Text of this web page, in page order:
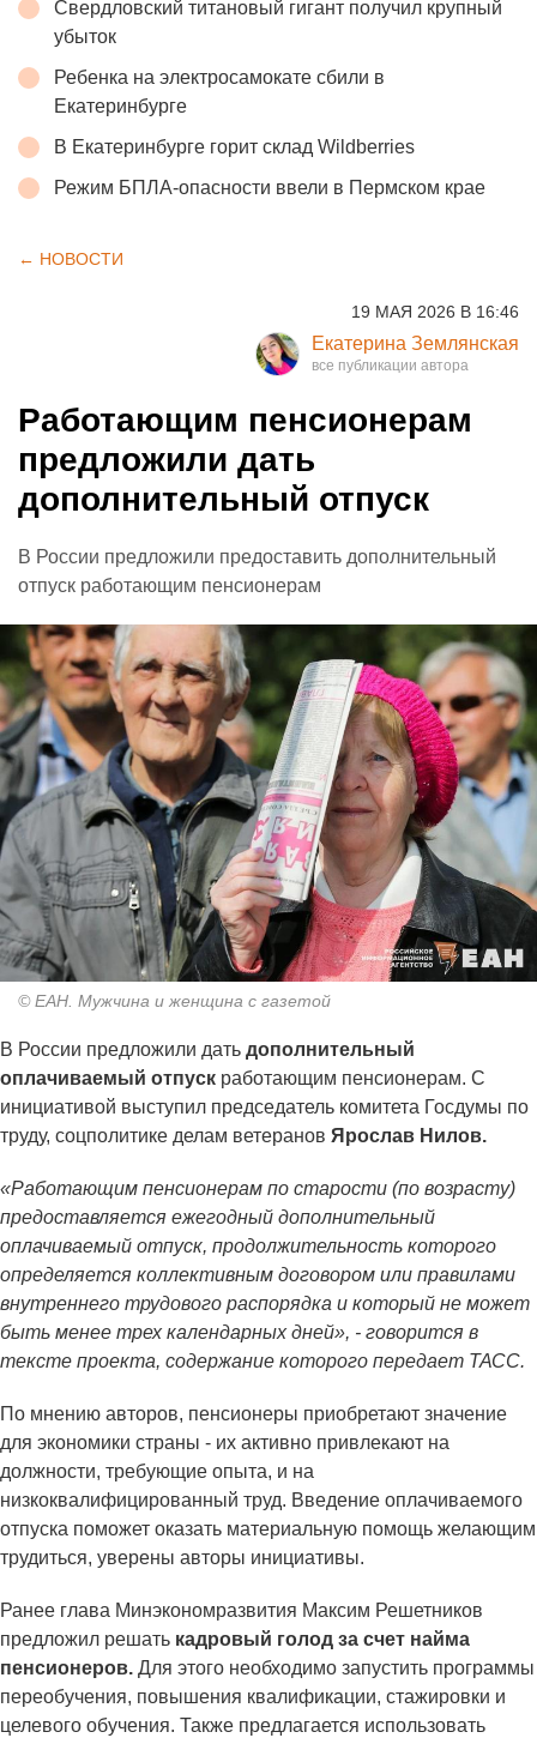
Свердловский титановый гигант получил крупный
убыток
Ребенка на электросамокате сбили в
Екатеринбурге
В Екатеринбурге горит склад Wildberries
Режим БПЛА-опасности ввели в Пермском крае
← НОВОСТИ
19 МАЯ 2026 В 16:46
Екатерина Землянская
Работающим пенсионерам
предложили дать
дополнительный отпуск
В России предложили предоставить дополнительный
отпуск работающим пенсионерам
© ЕАН. Мужчина и женщина с газетой
В России предложили дать дополнительный
оплачиваемый отпуск работающим пенсионерам. С
инициативой выступил председатель комитета Госдумы по
труду, соцполитике делам ветеранов Ярослав Нилов.
«Работающим пенсионерам по старости (по возрасту)
предоставляется ежегодный дополнительный
оплачиваемый отпуск, продолжительность которого
определяется коллективным договором или правилами
внутреннего трудового распорядка и который не может
быть менее трех календарных дней», - говорится в
тексте проекта, содержание которого передает ТАСС.
По мнению авторов, пенсионеры приобретают значение
для экономики страны - их активно привлекают на
должности, требующие опыта, и на
низкоквалифицированный труд. Введение оплачиваемого
отпуска поможет оказать материальную помощь желающим
трудиться, уверены авторы инициативы.
Ранее глава Минэкономразвития Максим Решетников
предложил решать кадровый голод за счет найма
пенсионеров. Для этого необходимо запустить программы
переобучения, повышения квалификации, стажировки и
целевого обучения. Также предлагается использовать